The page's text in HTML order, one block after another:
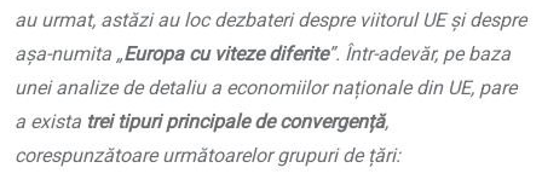
au urmat, astăzi au loc dezbateri despre viitorul UE și despre
așa-numita „Europa cu viteze diferite”. Într-adevăr, pe baza
unei analize de detaliu a economiilor naționale din UE, pare
a exista trei tipuri principale de convergență,
corespunzătoare următoarelor grupuri de țări: